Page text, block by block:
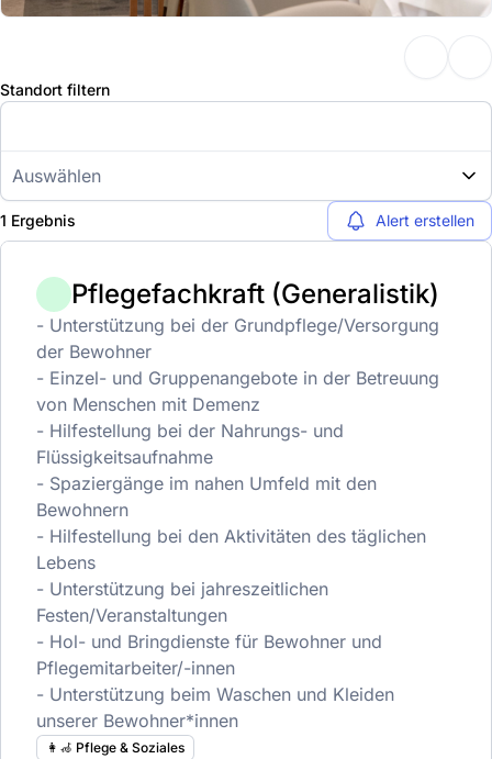
Standort filtern
Auswählen
1 Ergebnis Alert erstellen
Pflegefachkraft (Generalistik)
- Unterstützung bei der Grundpflege/Versorgung
der Bewohner
- Einzel- und Gruppenangebote in der Betreuung
von Menschen mit Demenz
- Hilfestellung bei der Nahrungs- und
Flüssigkeitsaufnahme
- Spaziergänge im nahen Umfeld mit den
Bewohnern
- Hilfestellung bei den Aktivitäten des täglichen
Lebens
- Unterstützung bei jahreszeitlichen
Festen/Veranstaltungen
- Hol- und Bringdienste für Bewohner und
Pflegemitarbeiter/-innen
- Unterstützung beim Waschen und Kleiden
unserer Bewohner*innen
👩‍🦽 Pflege & Soziales